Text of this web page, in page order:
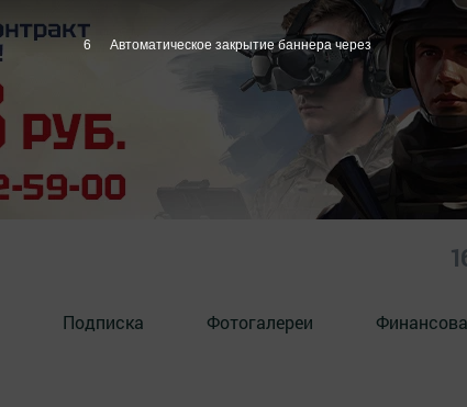
Подписка Фотогалереи
5 Автоматическое закрытие баннера через